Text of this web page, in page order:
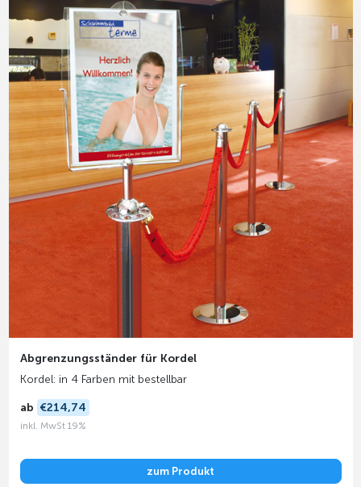
Abgrenzungsständer für Kordel
Kordel: in 4 Farben mit bestellbar
ab €214,74
inkl. MwSt 19%
zum Produkt